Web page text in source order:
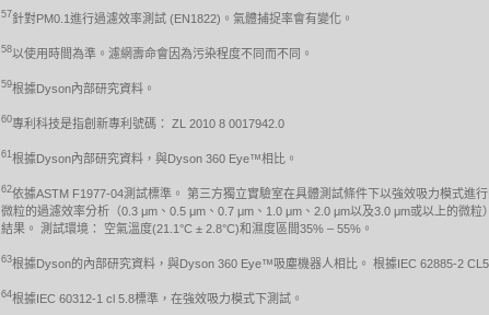
57針對PM0.1進行過濾效率測試 (EN1822)。氣體捕捉率會有變化。
58以使用時間為準。濾網壽命會因為污染程度不同而不同。
59根據Dyson內部研究資料。
60專利科技是指創新專利號碼： ZL 2010 8 0017942.0
61根據Dyson內部研究資料，與Dyson 360 Eye™相比。
62依據ASTM F1977-04測試標準。 第三方獨立實驗室在具體測試條件下以強效吸力模式
微粒的過濾效率分析（0.3 μm、0.5 μm、0.7 μm、1.0 μm、2.0 μm以及3.0 μm或以上的微
結果。 測試環境： 空氣溫度(21.1°C ± 2.8°C)和濕度區間35% – 55%。
63根據Dyson的內部研究資料，與Dyson 360 Eye™吸塵機器人相比。 根據IEC 62885-2
64根據IEC 60312-1 cl 5.8標準，在強效吸力模式下測試。